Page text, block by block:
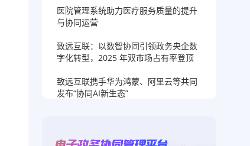
医院管理系统助力医疗服务质量的提升
与协同运营
致远互联：以数智协同引领政务央企数
字化转型，2025 年双市场占有率登顶
致远互联携手华为鸿蒙、阿里云等共同
发布“协同AI新生态”